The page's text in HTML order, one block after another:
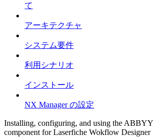
て
アーキテクチャ
システム要件
利用シナリオ
インストール
NX Manager の設定
Installing, configuring, and using the
component for Laserfiche Wokflow Designer